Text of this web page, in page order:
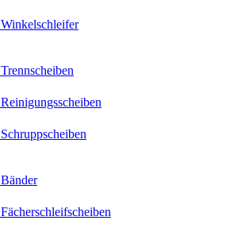
Winkelschleifer
Trennscheiben
Reinigungsscheiben
Schruppscheiben
Bänder
Fächerschleifscheiben